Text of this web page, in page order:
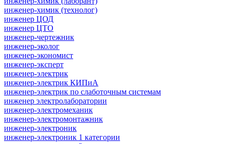
инженер-химик (технолог)
инженер ЦОД
инженер ЦТО
инженер-чертежник
инженер-эколог
инженер-экономист
инженер-эксперт
инженер-электрик
инженер-электрик КИПиА
инженер-электрик по слаботочным системам
инженер электролаборатории
инженер-электромеханик
инженер-электромонтажник
инженер-электроник
инженер-электроник 1 категории